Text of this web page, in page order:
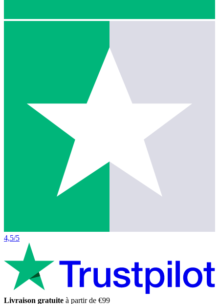
4,5/5
Livraison gratuite à partir de €99